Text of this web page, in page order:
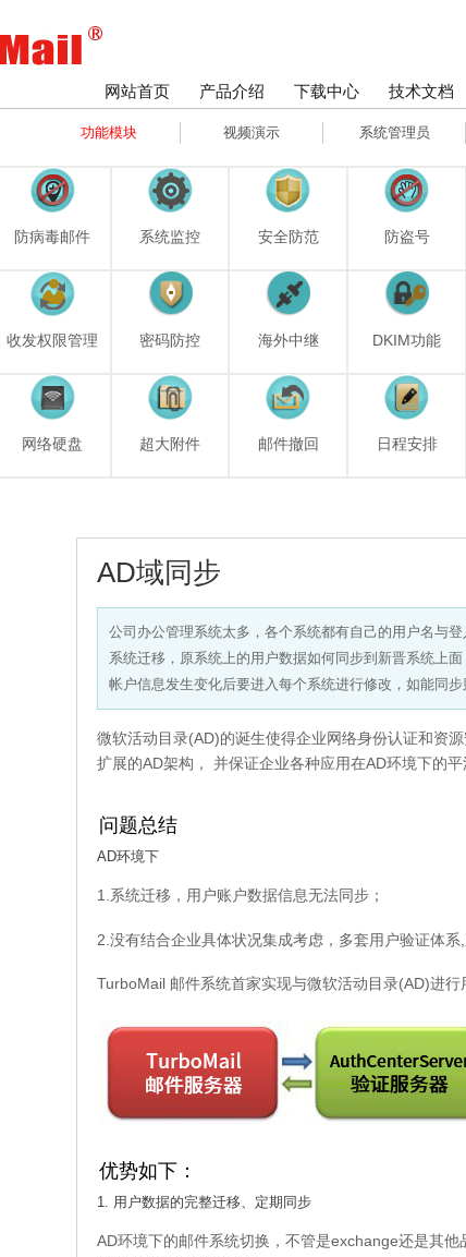
网站首页 产品介绍 下载中心 技术文档
功能模块 视频演示 系统管理员
防病毒邮件 系统监控 安全防范 防盗号
收发权限管理 密码防控 海外中继 DKIM功能
网络硬盘 超大附件 邮件撤回 日程安排
AD域同步
公司办公管理系统太多，各个系统都有自己的用户名与
系统迁移，原系统上的用户数据如何同步到新晋系统上
帐户信息发生变化后要进入每个系统进行修改，如能同步
微软活动目录(AD)的诞生使得企业网络身份认证和资
扩展的AD架构， 并保证企业各种应用在AD环境下的
问题总结
AD环境下
1.系统迁移，用户账户数据信息无法同步；
2.没有结合企业具体状况集成考虑，多套用户验证体系
TurboMail 邮件系统首家实现与微软活动目录(AD)进
优势如下：
1. 用户数据的完整迁移、定期同步
AD环境下的邮件系统切换，不管是exchange还是其